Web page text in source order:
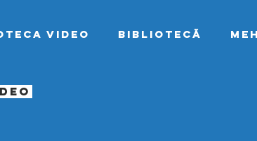
video bibliotecă